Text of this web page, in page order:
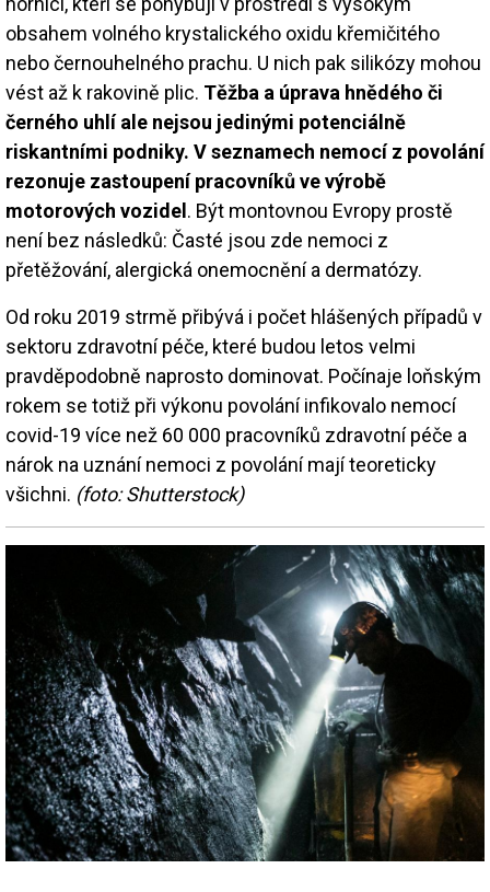
obsahem volného krystalického oxidu křemičitého
nebo černouhelného prachu. U nich pak silikózy mohou
vést až k rakovině plic. Těžba a úprava hnědého či
černého uhlí ale nejsou jedinými potenciálně
riskantními podniky. V seznamech nemocí z povolání
rezonuje zastoupení pracovníků ve výrobě
motorových vozidel . Být montovnou Evropy prostě
není bez následků: Časté jsou zde nemoci z
přetěžování, alergická onemocnění a dermatózy.
Od roku 2019 strmě přibývá i počet hlášených případů v
sektoru zdravotní péče, které budou letos velmi
pravděpodobně naprosto dominovat. Počínaje loňským
rokem se totiž při výkonu povolání infikovalo nemocí
covid-19 více než 60 000 pracovníků zdravotní péče a
nárok na uznání nemoci z povolání mají teoreticky
všichni. (foto: Shutterstock)